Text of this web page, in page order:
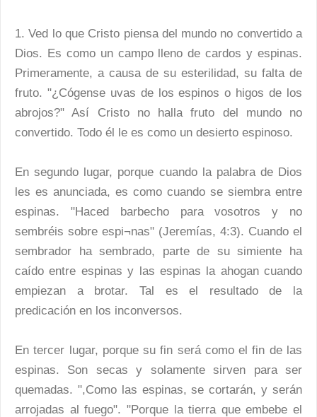
1. Ved lo que Cristo piensa del mundo no convertido a
Dios. Es como un campo lleno de cardos y espinas.
Primeramente, a causa de su esterilidad, su falta de
fruto. "¿Cógense uvas de los espinos o higos de los
abrojos?" Así Cristo no halla fruto del mundo no
convertido. Todo él le es como un desierto espinoso.
En segundo lugar, porque cuando la palabra de Dios
les es anunciada, es como cuando se siembra entre
espinas. "Haced barbecho para vosotros y no
sembréis sobre espi¬nas" (Jeremías, 4:3). Cuando el
sembrador ha sembrado, parte de su simiente ha
caído entre espinas y las espinas la ahogan cuando
empiezan a brotar. Tal es el resultado de la
predicación en los inconversos.
En tercer lugar, porque su fin será como el fin de las
espinas. Son secas y solamente sirven para ser
quemadas. ",Como las espinas, se cortarán, y serán
arrojadas al fuego". "Porque la tierra que embebe el